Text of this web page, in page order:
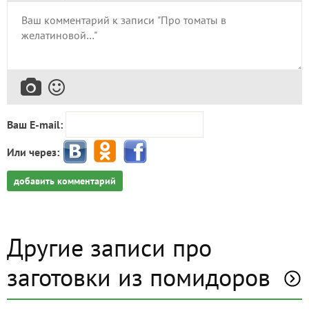
Ваш E-mail:
Или через:
добавить комментарий
Другие записи про
заготовки из помидоров